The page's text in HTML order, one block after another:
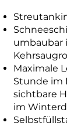
umbaubar
Maximale
Stunde im
sichtbare
im